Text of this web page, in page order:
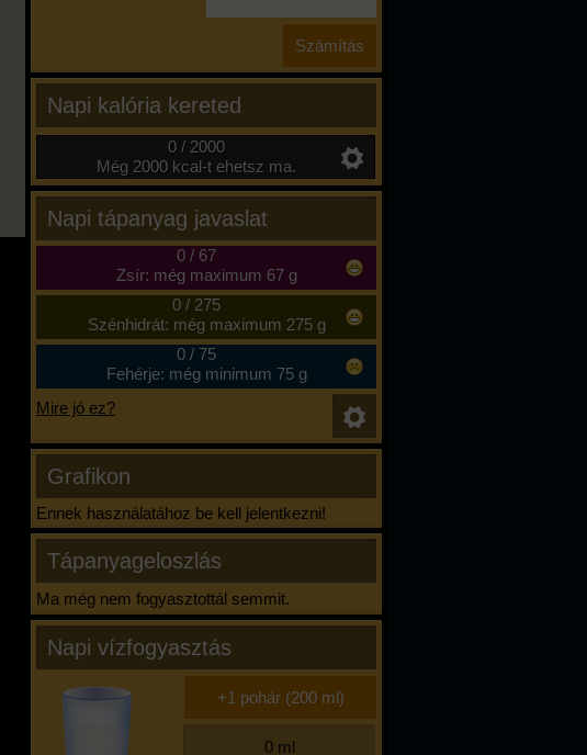
Napi kalória kereted
0 / 2000
Még 2000 kcal-t ehetsz ma.
Napi tápanyag javaslat
0/ 67
Zsír: még maximum 67 g
0/ 275
Szénhidrát: még maximum 275 g
0/ 75
Fehérje: még minimum 75 g
Mire jó ez?
Grafikon
Ennek használatához be kell jelentkezni!
Tápanyageloszlás
Ma még nem fogyasztottál semmit.
Napi vízfogyasztás